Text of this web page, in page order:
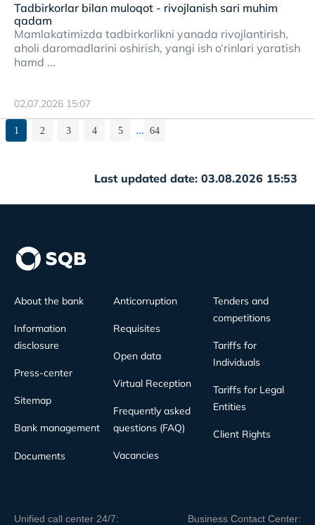
Tadbirkorlar bilan muloqot - rivojlanish sari muhim
qadam
Mamlakatimizda tadbirkorlikni yanada rivojlantirish,
aholi daromadlarini oshirish, yangi ish o‘rinlari yaratish
hamd ...
02.07.2026 15:07
1 2 3 4 5 ... 64
Last updated date: 03.08.2026 15:53
About the bank
Information
disclosure
Press-center
Sitemap
Bank management
Documents
Anticorruption
Requisites
Open data
Virtual Reception
Frequently asked
questions (FAQ)
Vacancies
Tenders and
competitions
Tariffs for
Individuals
Tariffs for Legal
Entities
Client Rights
Unified call center 24/7: Business Contact Center: